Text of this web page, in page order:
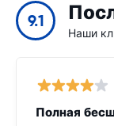
9.1
Наши